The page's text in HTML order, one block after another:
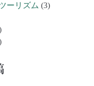
ーリズム (3)